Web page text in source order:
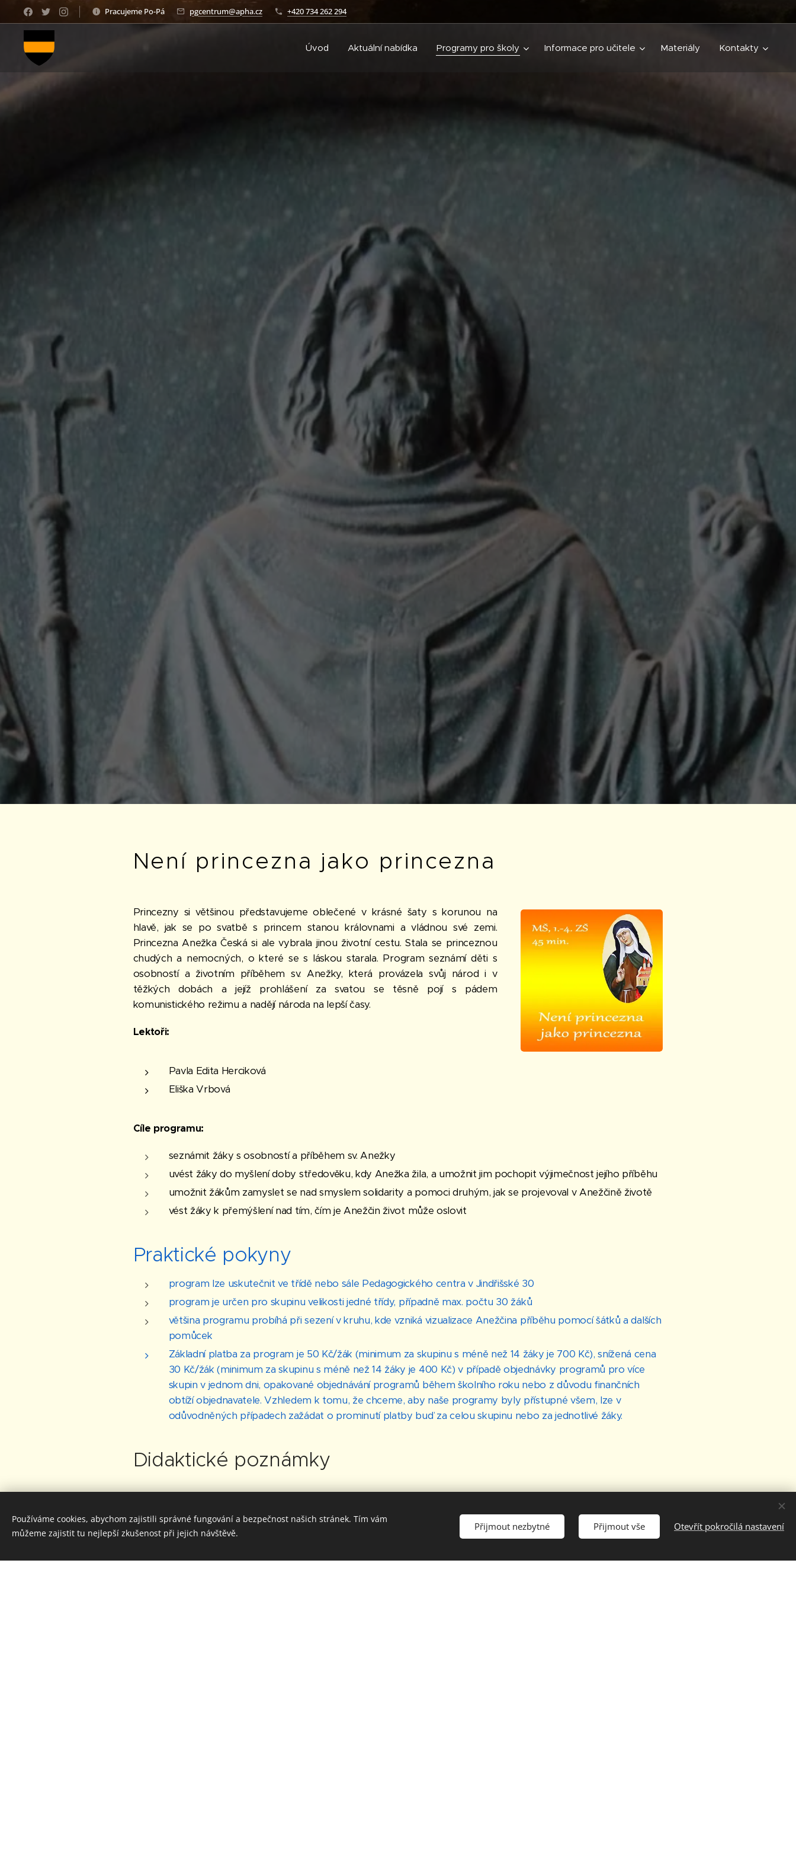
Pracujeme Po-Pá pgcentrum@apha.cz +420 734 262 294
Úvod Aktuální nabídka Programy pro školy Informace pro učitele Materiály Kontakty
Není princezna jako princezna
Princezny si většinou představujeme oblečené v krásné šaty s korunou na
hlavě, jak se po svatbě s princem stanou královnami a vládnou své zemi.
Princezna Anežka Česká si ale vybrala jinou životní cestu. Stala se princeznou
chudých a nemocných, o které se s láskou starala. Program seznámí děti s
osobností a životním příběhem sv. Anežky, která provázela svůj národ i v
těžkých dobách a jejíž prohlášení za svatou se těsně pojí s pádem
komunistického režimu a nadějí národa na lepší časy.
Lektoři:
Pavla Edita Herciková
Eliška Vrbová
Cíle programu:
seznámit žáky s osobností a příběhem sv. Anežky
uvést žáky do myšlení doby středověku, kdy Anežka žila, a umožnit jim pochopit výjimečnost jejího příběhu
umožnit žákům zamyslet se nad smyslem solidarity a pomoci druhým, jak se projevoval v Anežčině životě
vést žáky k přemýšlení nad tím, čím je Anežčin život může oslovit
Praktické pokyny
program lze uskutečnit ve třídě nebo sále Pedagogického centra v Jindřišské 30
program je určen pro skupinu velikosti jedné třídy, případně max. počtu 30 žáků
většina programu probíhá při sezení v kruhu, kde vzniká vizualizace Anežčina příběhu pomocí šátků a dalších
pomůcek
Základní platba za program je 50 Kč/žák (minimum za skupinu s méně než 14 žáky je 700 Kč), snížená cena
30 Kč/žák (minimum za skupinu s méně než 14 žáky je 400 Kč) v případě objednávky programů pro více
skupin v jednom dni, opakované objednávání programů během školního roku nebo z důvodu finančních
obtíží objednavatele. Vzhledem k tomu, že chceme, aby naše programy byly přístupné všem, lze v
odůvodněných případech zažádat o prominutí platby buď za celou skupinu nebo za jednotlivé žáky.
Didaktické poznámky
1. stupeň Základní školy:
Používáme cookies, abychom zajistili správné fungování a bezpečnost našich stránek. Tím vám
můžeme zajistit tu nejlepší zkušenost při jejich návštěvě.
Přijmout nezbytné Přijmout vše Otevřít pokročilá nastavení